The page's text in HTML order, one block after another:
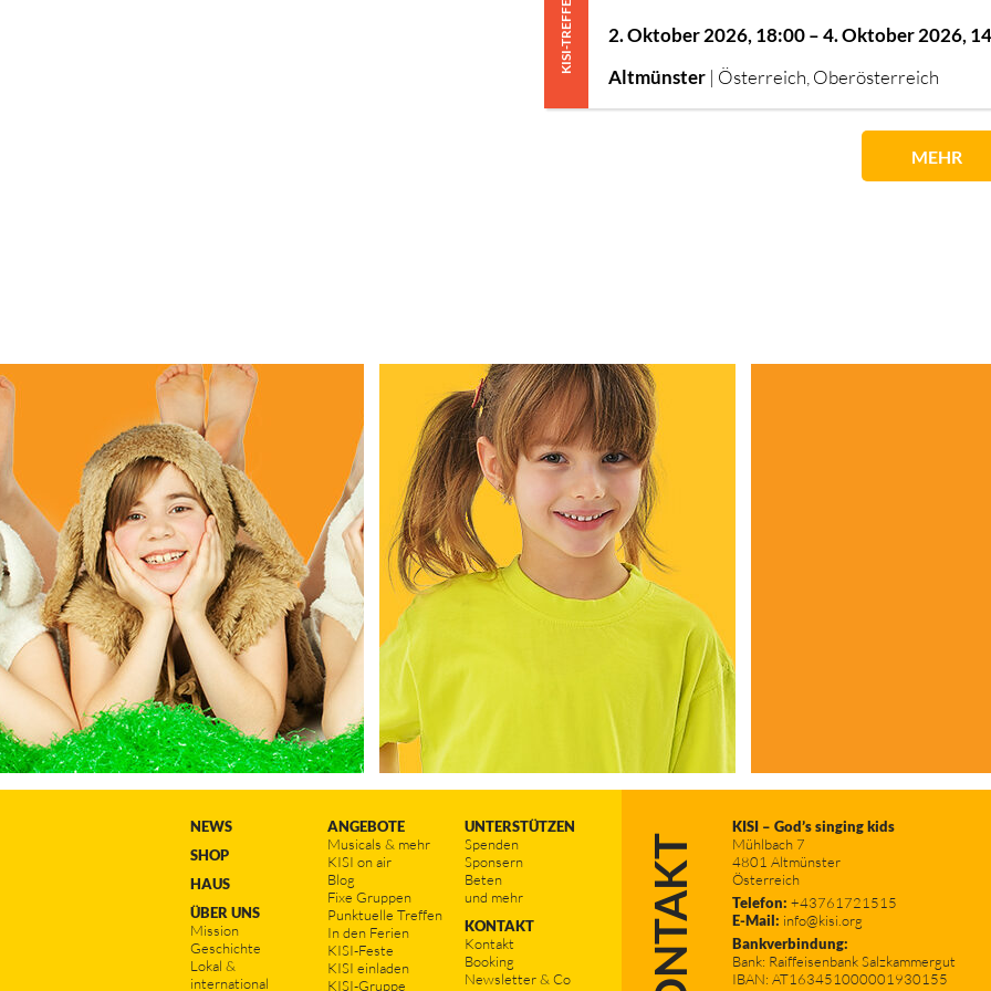
KISI-TREFFEN 2.Oktober 2026, 18:00 –4.Oktober 2026, 14
Altmünster | Österreich Oberösterreich
Kontakt
+43 7617 21515
MEHR
NEWS
SHOP
HAUS
ÜBER UNS
Mission
Geschichte
Lokal &
international
ANGEBOTE
Musicals & mehr
KISI on air
Blog
Fixe Gruppen
Punktuelle Treffen
In den Ferien
KISI-Feste
KISI einladen
KISI-Gruppe
UNTERSTÜTZEN
Spenden
Sponsern
Beten
und mehr
KONTAKT
Kontakt
Booking
Newsletter & Co
KONTAKT
KISI – God’s singing kids
Mühlbach 7
4801 Altmünster
Österreich
Telefon: +43761721515
E-Mail: info@kisi.org
Bankverbindung:
Bank: Raiffeisenbank Salzkammergut
IBAN: AT163451000001930155